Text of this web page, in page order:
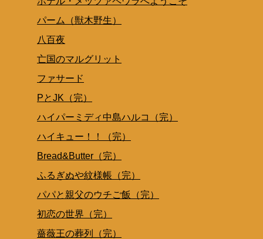
パーム（獣木野生）
八百夜
亡国のマルグリット
ファサード
PとJK（完）
ハイパーミディ中島ハルコ（完）
ハイキュー！！（完）
Bread&Butter（完）
ふるぎぬや紋様帳（完）
パパと親父のウチご飯（完）
初恋の世界（完）
薔薇王の葬列（完）